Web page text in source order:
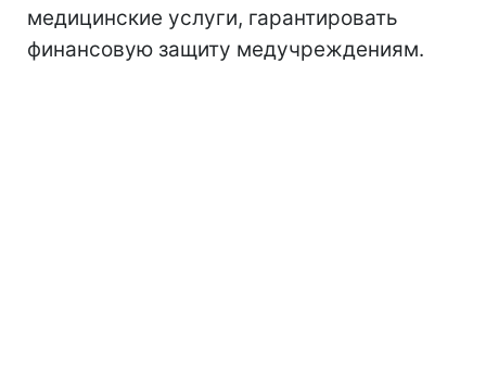
медицинские услуги, гарантировать
финансовую защиту медучреждениям.